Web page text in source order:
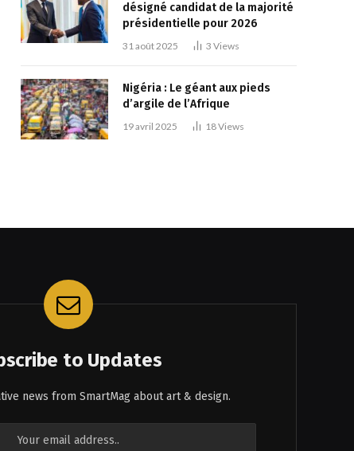
désigné candidat de la majorité
présidentielle pour 2026
31 août 2025 3 Views
Nigéria : Le géant aux pieds
d’argile de l’Afrique
19 avril 2025 18Views
to Updates
news from SmartMag about art & design.